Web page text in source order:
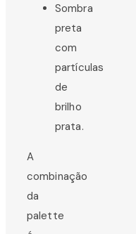
Sombra
preta
com
partículas
de
brilho
prata.
A
combinação
da
palette